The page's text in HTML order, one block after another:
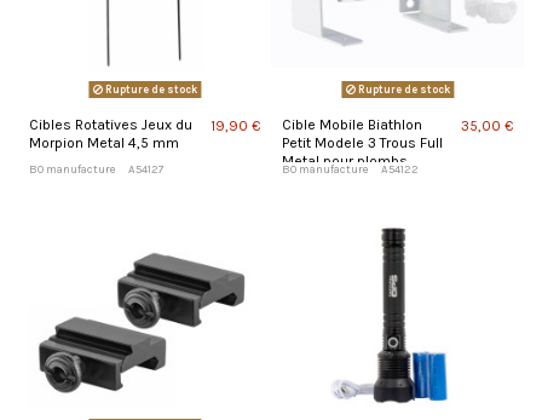
Rupture de stock
Cibles Rotatives Jeux du
Morpion Metal 4,5 mm
BO manufacture A54127
19,90 €
Rupture de stock
Cible Mobile Biathlon
Petit Modele 3 Trous Full
Metal pour plombs
BO manufacture A54122
35,00 €